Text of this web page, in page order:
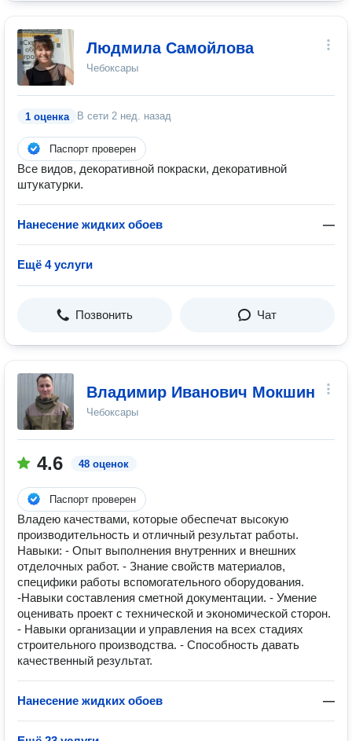
Людмила Самойлова
Чебоксары
1 оценка В сети 2 нед. назад
Паспорт проверен
Все видов, декоративной покраски, декоративной
штукатурки.
Нанесение жидких обоев —
Ещё 4 услуги
Позвонить Чат
Владимир Иванович Мокшин
Чебоксары
4.6 48 оценок
Паспорт проверен
Владею качествами, которые обеспечат высокую
производительность и отличный результат работы.
Навыки: - Опыт выполнения внутренних и внешних
отделочных работ. - Знание свойств материалов,
специфики работы вспомогательного оборудования.
-Навыки составления сметной документации. - Умение
оценивать проект с технической и экономической сторон.
- Навыки организации и управления на всех стадиях
строительного производства. - Способность давать
качественный результат.
Нанесение жидких обоев —